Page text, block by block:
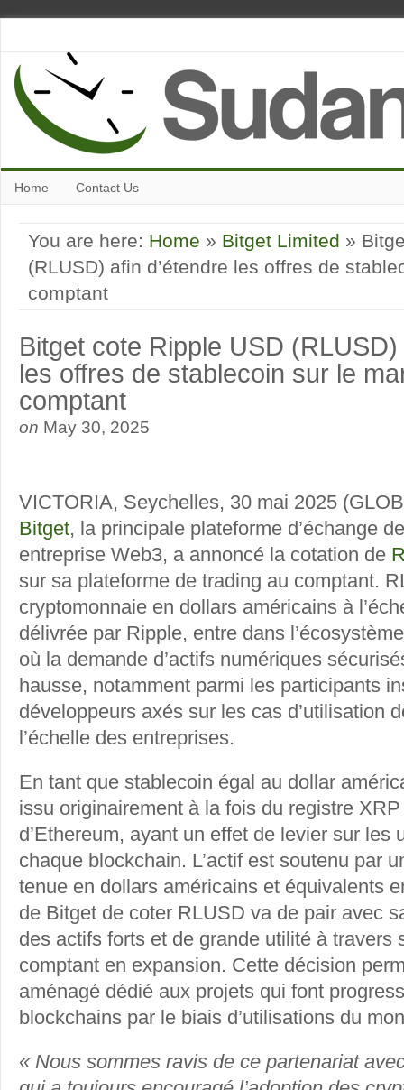
Home Contact Us
You are here: Home » Bitget Limited »
(RLUSD) afin d’étendre les offres de
comptant
Bitget cote Ripple USD (RLUSD)
les offres de stablecoin sur le
comptant
on May 30, 2025
VICTORIA, Seychelles, 30 mai 2025
Bitget, la principale plateforme d’échange
entreprise Web3, a annoncé la cotation de
sur sa plateforme de trading au comptant.
cryptomonnaie en dollars américains à
délivrée par Ripple, entre dans
où la demande d’actifs numériques
hausse, notamment parmi les participants
développeurs axés sur les cas d’utilisation
l’échelle des entreprises.
En tant que stablecoin égal au dollar
issu originairement à la fois du registre
d’Ethereum, ayant un effet de levier sur les
chaque blockchain. L’actif est soutenu par
tenue en dollars américains et équivalents
de Bitget de coter RLUSD va de pair avec
des actifs forts et de grande utilité à travers
comptant en expansion. Cette décision
aménagé dédié aux projets qui font
blockchains par le biais d’utilisations du
« Nous sommes ravis de ce partenariat